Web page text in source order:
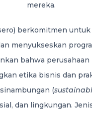
mereka.
berkomitmen
menyukseskan
bahwa perusahaan
etika bisnis dan
(
dan lingkungan.